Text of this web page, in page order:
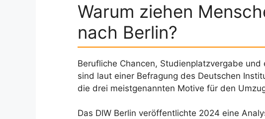
Warum ziehen
nach Berlin?
Berufliche Chancen, Studienplatzvergabe
sind laut einer Befragung des Deutschen
die drei meistgenannten Motive für den
Das DIW Berlin veröffentlichte 2024 eine